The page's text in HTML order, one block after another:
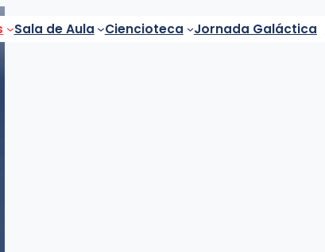
Sala de Aula Ciencioteca Jornada Galáctica